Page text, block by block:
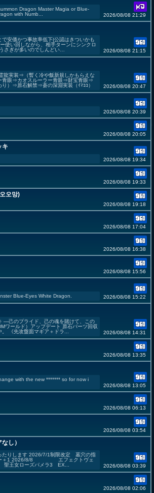
Dragon Master Magia or Blue-
with Numb...
2026/08/08 21:29
安価かつ事故率低下(公認はきついかも
使い回しながら、相手ターンにシンクロ
さぎが多いのでしんどい…
2026/08/08 21:15
龍実装⇒（暫く冷や飯新規しかもらえな
青眼⇒カオスルーラー青眼⇒財宝青眼⇒
り）⇒原石解禁⇒蒼の深淵実装（ｲﾏｺｺ）
2026/08/08 20:47
2026/08/08 20:39
2026/08/08 20:05
キ
2026/08/08 19:34
2026/08/08 19:33
오망)
2026/08/08 19:18
2026/08/08 17:04
2026/08/08 16:38
2026/08/08 15:56
Blue-Eyes White Dragon. 2026/08/08 15:22
―己のプライド、己の魂を賭けて、この
ワールド）アップデート 原石パーツ回収
。 《先攻盤面マギア＋ドラ...
2026/08/08 14:31
2026/08/08 13:35
with the new ******* so for now i
2026/08/08 13:05
2026/08/08 06:13
2026/08/08 03:54
し）
たりします 2026/7/1制限改定 墓穴の指
ー＋1 2026/8/8 エフェクトヴェ
王女ローズパメラ3 EX...
2026/08/08 03:39
2026/08/08 02:06